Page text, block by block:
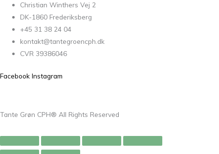
Christian Winthers Vej 2
DK-1860 Frederiksberg
+45 31 38 24 04
kontakt@tantegroencph.dk
CVR 39386046
Facebook Instagram
Tante Grøn CPH® All Rights Reserved